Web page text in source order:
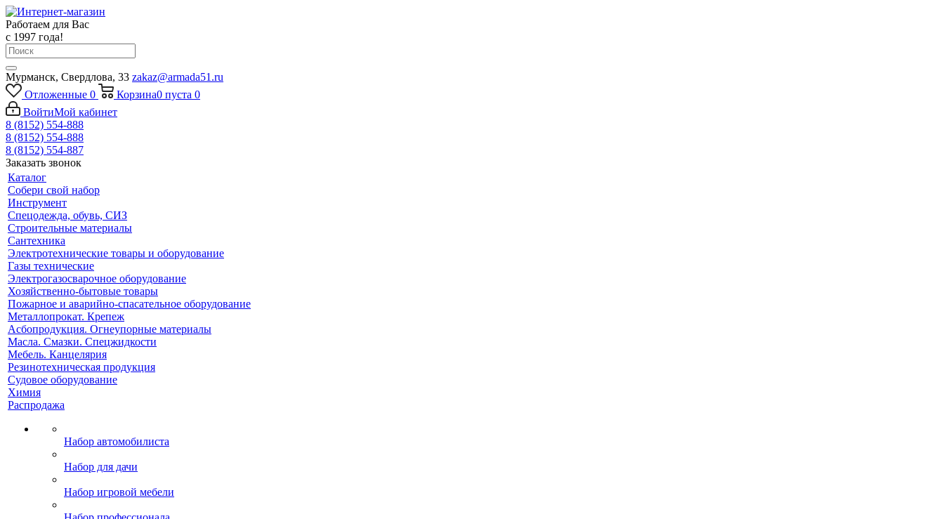
Работаем для Вас
с 1997 года!
Мурманск, Свердлова, 33 zakaz@armada51.ru
Отложенные 0 Корзина0 пуста 0
ВойтиМой кабинет
8 (8152) 554-888
8 (8152) 554-888
8 (8152) 554-887
Заказать звонок
Каталог
Собери свой набор
Инструмент
Спецодежда, обувь, СИЗ
Строительные материалы
Сантехника
Электротехнические товары и оборудование
Газы технические
Электрогазосварочное оборудование
Хозяйственно-бытовые товары
Пожарное и аварийно-спасательное оборудование
Металлопрокат. Крепеж
Асбопродукция. Огнеупорные материалы
Масла. Смазки. Спецжидкости
Мебель. Канцелярия
Резинотехническая продукция
Судовое оборудование
Химия
Распродажа
Набор автомобилиста
Набор для дачи
Набор игровой мебели